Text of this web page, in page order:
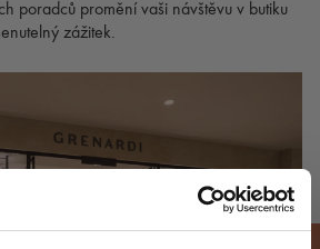
poradců promění vaši návštěvu v butiku
zážitek.